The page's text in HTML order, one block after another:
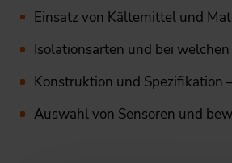
Einsatz von Kältemittel und
Isolationsarten und bei
Konstruktion und Spezifikation
Auswahl von Sensoren und